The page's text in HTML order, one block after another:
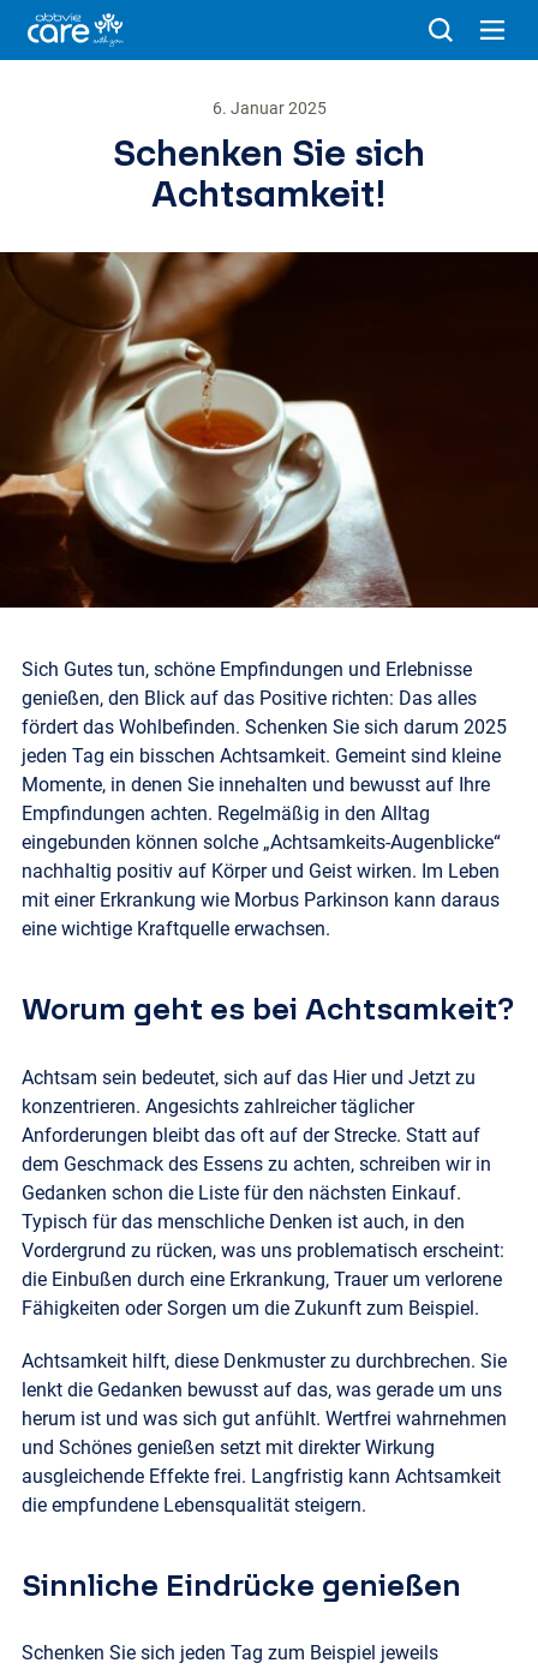
6. Januar 2025
Schenken Sie sich
Achtsamkeit!
Sich Gutes tun, schöne Empfindungen und Erlebnisse
genießen, den Blick auf das Positive richten: Das alles
fördert das Wohlbefinden. Schenken Sie sich darum 2025
jeden Tag ein bisschen Achtsamkeit. Gemeint sind kleine
Momente, in denen Sie innehalten und bewusst auf Ihre
Empfindungen achten. Regelmäßig in den Alltag
eingebunden können solche „Achtsamkeits-Augenblicke“
nachhaltig positiv auf Körper und Geist wirken. Im Leben
mit einer Erkrankung wie Morbus Parkinson kann daraus
eine wichtige Kraftquelle erwachsen.
Worum geht es bei Achtsamkeit?
Achtsam sein bedeutet, sich auf das Hier und Jetzt zu
konzentrieren. Angesichts zahlreicher täglicher
Anforderungen bleibt das oft auf der Strecke. Statt auf
dem Geschmack des Essens zu achten, schreiben wir in
Gedanken schon die Liste für den nächsten Einkauf.
Typisch für das menschliche Denken ist auch, in den
Vordergrund zu rücken, was uns problematisch erscheint:
die Einbußen durch eine Erkrankung, Trauer um verlorene
Fähigkeiten oder Sorgen um die Zukunft zum Beispiel.
Achtsamkeit hilft, diese Denkmuster zu durchbrechen. Sie
lenkt die Gedanken bewusst auf das, was gerade um uns
herum ist und was sich gut anfühlt. Wertfrei wahrnehmen
und Schönes genießen setzt mit direkter Wirkung
ausgleichende Effekte frei. Langfristig kann Achtsamkeit
die empfundene Lebensqualität steigern.
Sinnliche Eindrücke genießen
Schenken Sie sich jeden Tag zum Beispiel jeweils